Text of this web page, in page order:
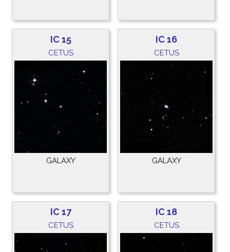
IC 15
CETUS
GALAXY
IC 16
CETUS
GALAXY
IC 17
CETUS
IC 18
CETUS